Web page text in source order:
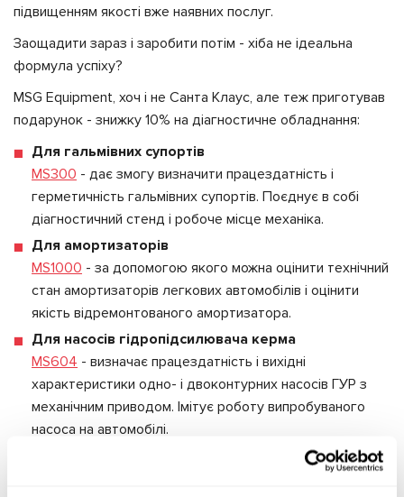
підвищенням якості вже наявних послуг.
Заощадити зараз і заробити потім - хіба не ідеальна
формула успіху?
MSG Equipment, хоч і не Санта Клаус, але теж приготував
подарунок - знижку 10% на діагностичне обладнання:
Для гальмівних супортів
MS300 - дає змогу визначити працездатність і
герметичність гальмівних супортів. Поєднує в собі
діагностичний стенд і робоче місце механіка.
Для амортизаторів
MS1000 - за допомогою якого можна оцінити технічний
стан амортизаторів легкових автомобілів і оцінити
якість відремонтованого амортизатора.
Для насосів гідропідсилювача керма
MS604 - визначає працездатність і вихідні
характеристики одно- і двоконтурних насосів ГУР з
механічним приводом. Імітує роботу випробуваного
насоса на автомобілі.
- багатофункціональний діагностичний стенд,